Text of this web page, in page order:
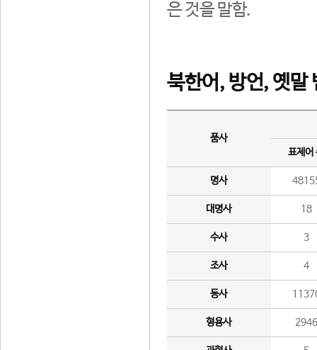
은 것을 말함.
북한어, 방언, 옛말
품사
표제어
명사
대명사 18
수사 3
조사 4
동사
형용사 2946